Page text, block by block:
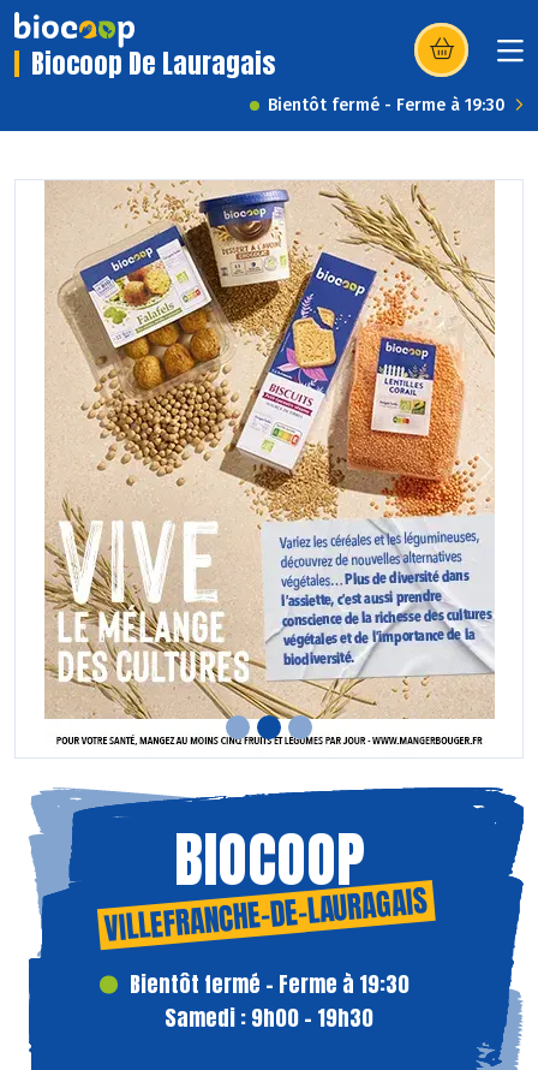
Biocoop De Lauragais (s’ouvre dans
Bientôt fermé - Ferme à 19:30
Previous Next
BIOCOOP
VILLEFRANCHE-DE-LAURAGAIS
Bientôt fermé - Ferme à 19:30
Samedi : 9h00 - 19h30